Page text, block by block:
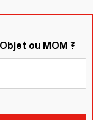
ou MOM ?